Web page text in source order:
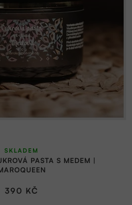
PASTA S MEDEM |
SKLADEM
390 KČ